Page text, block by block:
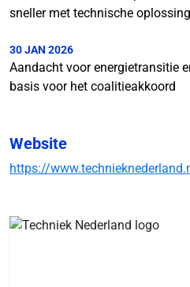
sneller met technische
30 JAN 2026
Aandacht voor energietransitie
basis voor het coalitieakkoord
Website
https://